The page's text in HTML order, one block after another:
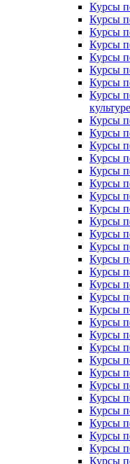
Курсы
Курсы
Курсы
Курсы
Курсы
Курсы
Курсы
Курсы
Курсы
Курсы
Курсы
Курсы
Курсы
Курсы
Курсы
Курсы
Курсы
Курсы
Курсы
Курсы
Курсы
Курсы
Курсы
Курсы
Курсы
Курсы
Курсы
Курсы
Курсы
Курсы
Курсы
Курсы
Курсы
Курсы
Курсы
Курсы